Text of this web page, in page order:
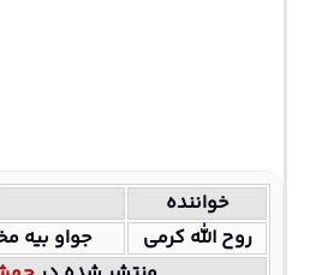
خواننده
روح الله کرمی
جواو بیه